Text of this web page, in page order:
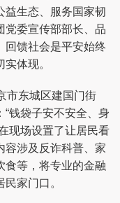
益生态、服务国家韧
党委宣传部部长、品
回馈社会是平安始终
体现。
市东城区建国门街
钱袋子安不安全、身
现场设置了让居民看
容涉及反诈科普、家
食等，将专业的金融
家门口。